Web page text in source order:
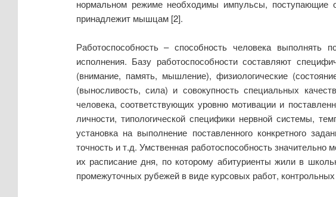
нормальном режиме необходимы импульсы, поступающие
принадлежит мышцам [2].
Работоспособность – способность человека выполнять
исполнения. Базу работоспособности составляют
(внимание, память, мышление), физиологические
(выносливость, сила) и совокупность специальных
человека, соответствующих уровню мотивации и
личности, типологической специфики нервной системы,
установка на выполнение поставленного конкретного
точность и т.д. Умственная работоспособность значительно
их расписание дня, по которому абитуриенты жили в
промежуточных рубежей в виде курсовых работ,